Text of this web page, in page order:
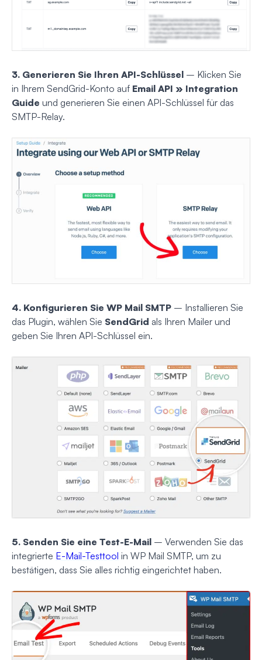
3. Generieren Sie Ihren API-Schlüssel – Klicken Sie
in Ihrem SendGrid-Konto auf Email API » Integration
Guide und generieren Sie einen API-Schlüssel für das
SMTP-Relay.
4. Konfigurieren Sie WP Mail SMTP – Installieren Sie
das Plugin, wählen Sie SendGrid als Ihren Mailer und
geben Sie Ihren API-Schlüssel ein.
5. Senden Sie eine Test-E-Mail – Verwenden Sie das
integrierte E-Mail-Testtool in WP Mail SMTP, um zu
bestätigen, dass Sie alles richtig eingerichtet haben.